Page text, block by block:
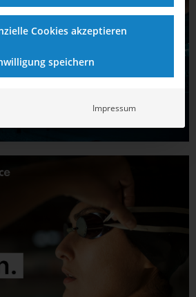
Cookies akzeptieren
speichern
Impressum